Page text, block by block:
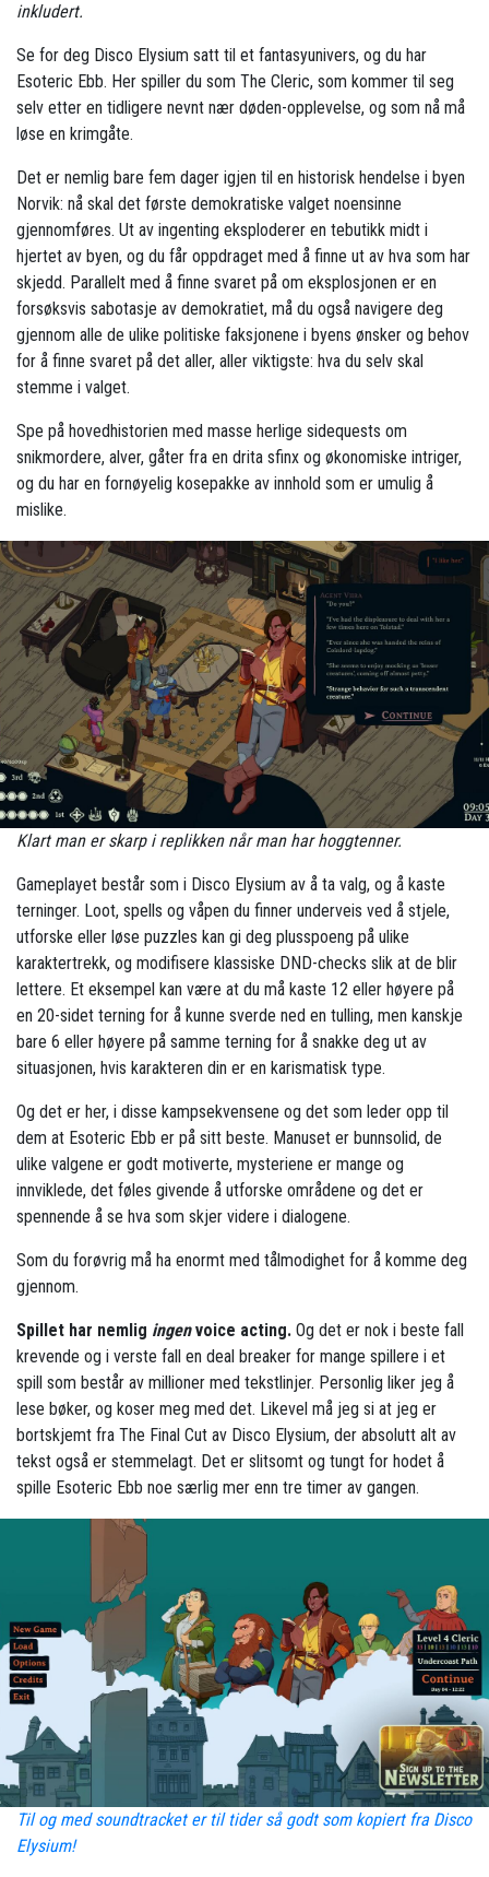
inkludert.
Se for deg Disco Elysium satt til et fantasyunivers, og du har
Esoteric Ebb. Her spiller du som The Cleric, som kommer til seg
selv etter en tidligere nevnt nær døden-opplevelse, og som nå må
løse en krimgåte.
Det er nemlig bare fem dager igjen til en historisk hendelse i byen
Norvik: nå skal det første demokratiske valget noensinne
gjennomføres. Ut av ingenting eksploderer en tebutikk midt i
hjertet av byen, og du får oppdraget med å finne ut av hva som har
skjedd. Parallelt med å finne svaret på om eksplosjonen er en
forsøksvis sabotasje av demokratiet, må du også navigere deg
gjennom alle de ulike politiske faksjonene i byens ønsker og behov
for å finne svaret på det aller, aller viktigste: hva du selv skal
stemme i valget.
Spe på hovedhistorien med masse herlige sidequests om
snikmordere, alver, gåter fra en drita sfinx og økonomiske intriger,
og du har en fornøyelig kosepakke av innhold som er umulig å
mislike.
Klart man er skarp i replikken når man har hoggtenner.
Gameplayet består som i Disco Elysium av å ta valg, og å kaste
terninger. Loot, spells og våpen du finner underveis ved å stjele,
utforske eller løse puzzles kan gi deg plusspoeng på ulike
karaktertrekk, og modifisere klassiske DND-checks slik at de blir
lettere. Et eksempel kan være at du må kaste 12 eller høyere på
en 20-sidet terning for å kunne sverde ned en tulling, men kanskje
bare 6 eller høyere på samme terning for å snakke deg ut av
situasjonen, hvis karakteren din er en karismatisk type.
Og det er her, i disse kampsekvensene og det som leder opp til
dem at Esoteric Ebb er på sitt beste. Manuset er bunnsolid, de
ulike valgene er godt motiverte, mysteriene er mange og
innviklede, det føles givende å utforske områdene og det er
spennende å se hva som skjer videre i dialogene.
Som du forøvrig må ha enormt med tålmodighet for å komme deg
gjennom.
Spillet har nemlig ingenvoice acting. Og det er nok i beste fall
krevende og i verste fall en deal breaker for mange spillere i et
spill som består av millioner med tekstlinjer. Personlig liker jeg å
lese bøker, og koser meg med det. Likevel må jeg si at jeg er
bortskjemt fra The Final Cut av Disco Elysium, der absolutt alt av
tekst også er stemmelagt. Det er slitsomt og tungt for hodet å
spille Esoteric Ebb noe særlig mer enn tre timer av gangen.
Til og med soundtracket er til tider så godt som kopiert fra Disco
Elysium!